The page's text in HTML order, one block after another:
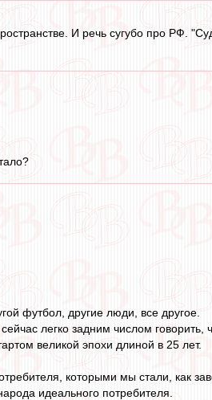
И речь сугубо про РФ.
футбол, другие люди, все другое.
легко задним числом говорить,
великой эпохи длиной в 25 лет.
которыми мы стали, как
идеального потребителя.